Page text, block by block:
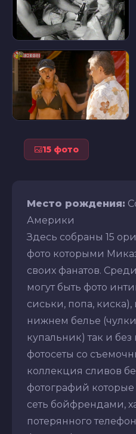
15 фото
Место рождения:
Америки
Здесь собраны 15
фото которыми
своих фанатов.
могут быть фото
сиськи, попа,
нижнем белье
купальник) так и без
фотосеты со
коллекция сливов
фотографий
сеть бойфрендами,
потерянного